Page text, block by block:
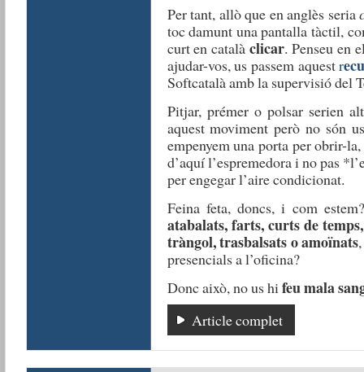
Per tant, allò que en anglès seria
toc damunt una pantalla tàctil,
curt en catalàclicar. Penseu en
ajudar-vos, us passem aquestr
Softcatalà amb la supervisió del
Pitjar, prémer o polsar serien
aquest moviment però no són
empenyem una porta per obrir-la,
d’aquí l’espremedora i no pas
per engegar l’aire condicionat.
Feina feta, doncs, i com
atabalats, farts, curts de
tràngol, trasbalsats o amoïnats
presencials a l’oficina?
Donc això, no us hifeu mala
Article complet